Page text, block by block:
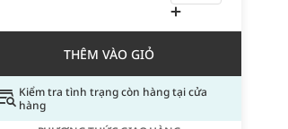
THÊM VÀO GIỎ
Kiểm tra tình trạng còn hàng tại cửa
hàng